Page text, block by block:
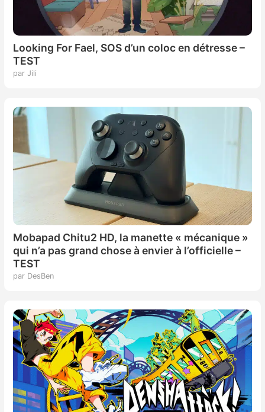
Looking For Fael, SOS d’un coloc en détresse –
TEST
par Jili
Mobapad Chitu2 HD, la manette « mécanique »
qui n’a pas grand chose à envier à l’officielle –
TEST
par DesBen